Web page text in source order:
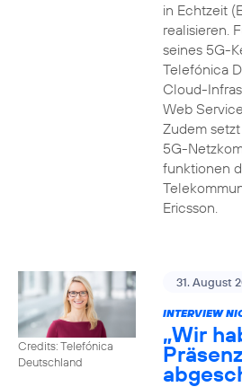
in Echtzeit
realisieren.
seines 5G-
Telefónica
Cloud-
Web
Zudem
5G-
funktionen
Ericsson.
Credits: Telefónica
Deutschland
31. August
INTERVIEW
„Wir